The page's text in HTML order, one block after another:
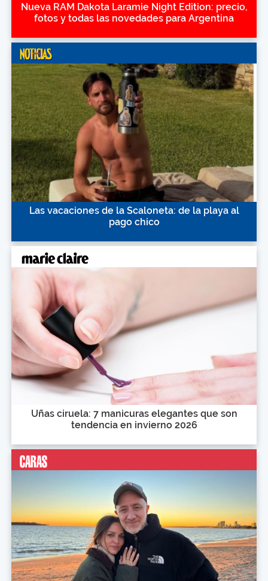
Nueva RAM Dakota Laramie Night Edition: precio,
fotos y todas las novedades para Argentina
Las vacaciones de la Scaloneta: de la playa al
pago chico
Uñas ciruela: 7 manicuras elegantes que son
tendencia en invierno 2026